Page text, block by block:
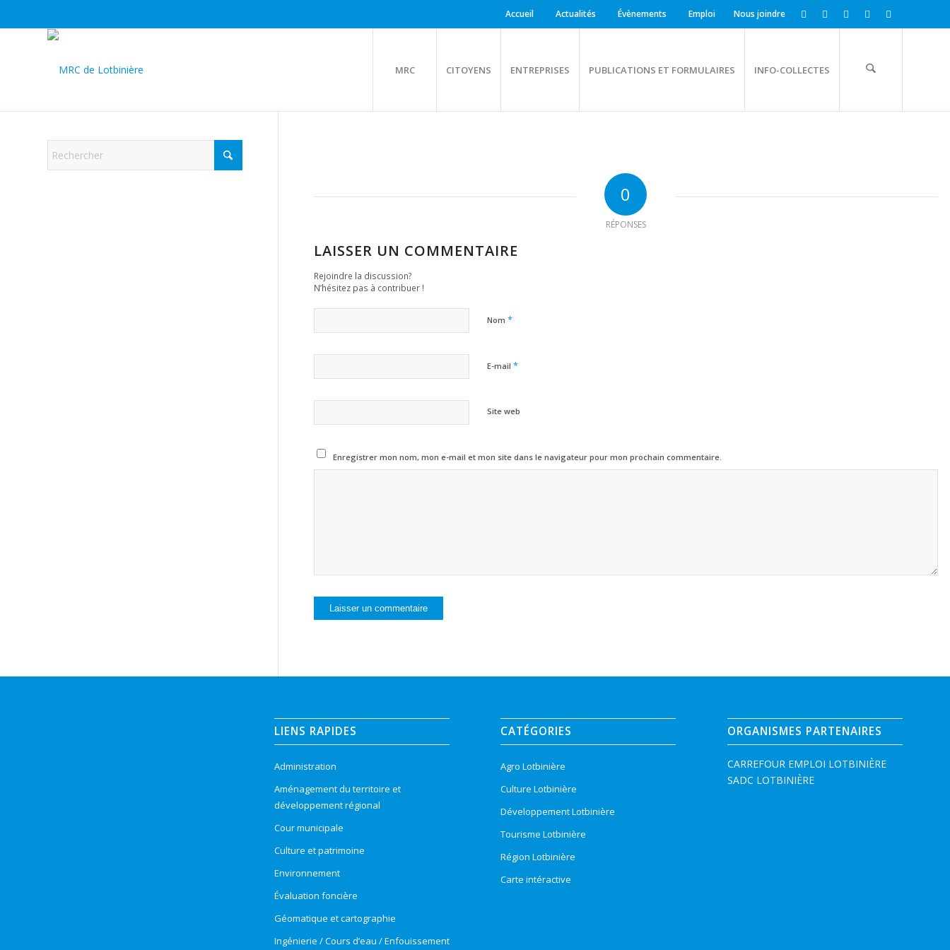
Accueil Actualités Évènements Emploi Nous joindre
MRC CITOYENS ENTREPRISES PUBLICATIONS ET FORMULAIRES INFO-COLLECTES
0
RÉPONSES
LAISSER UN COMMENTAIRE
Rejoindre la discussion?
N’hésitez pas à contribuer !
Nom *
E-mail *
Site web
Enregistrer mon nom, mon e-mail et mon site dans le navigateur pour mon prochain commentaire.
LIENS RAPIDES
Administration
Aménagement du territoire et
développement régional
Cour municipale
Culture et patrimoine
Environnement
Évaluation foncière
Géomatique et cartographie
Ingénierie / Cours d’eau / Enfouissement
CATÉGORIES
Agro Lotbinière
Culture Lotbinière
Développement Lotbinière
Tourisme Lotbinière
Région Lotbinière
Carte intéractive
ORGANISMES PARTENAIRES
CARREFOUR EMPLOI LOTBINIÈRE
SADC LOTBINIÈRE